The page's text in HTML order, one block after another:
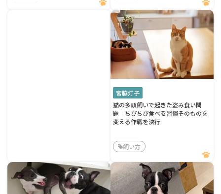
宮脇灯子
猫の多頭飼いで起きた盗み食い問
題 ちびちび食べる習慣そのものを
変える作戦を決行
飼い方